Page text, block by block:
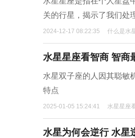
关的行星，揭示了我们处
2024-12-17 08:22:35 什么是水
水星星座看智商 智商
水星双子座的人因其聪敏
特点
2025-01-05 15:24:41 水星星座
水星为何会逆行 水星